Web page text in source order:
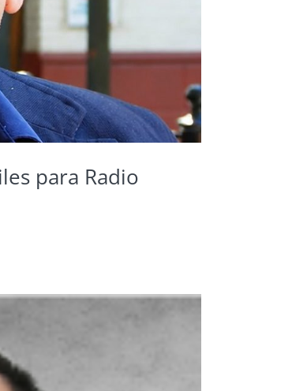
para Radio